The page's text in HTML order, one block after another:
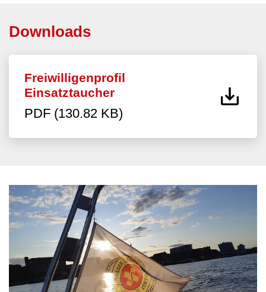
Downloads
Freiwilligenprofil
Einsatztaucher
PDF (130.82 KB)